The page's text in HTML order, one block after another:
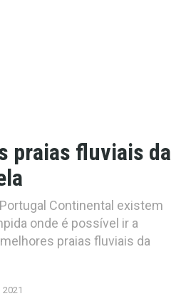
praias fluviais da
Continental existem
onde é possível ir a
praias fluviais da
2021